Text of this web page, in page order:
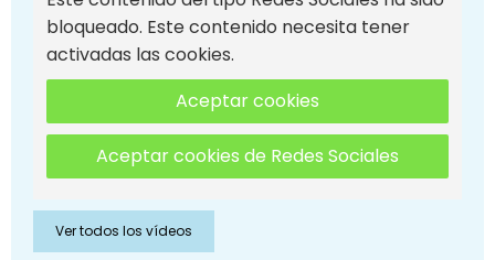
bloqueado. Este contenido necesita tener
activadas las cookies.
Aceptar cookies
Aceptar cookies de Redes Sociales
Ver todos los vídeos